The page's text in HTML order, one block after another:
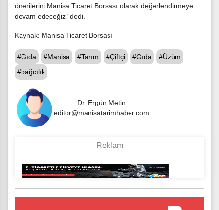
önerilerini Manisa Ticaret Borsası olarak değerlendirmeye
devam edeceğiz" dedi.
Kaynak: Manisa Ticaret Borsası
#Gıda #Manisa #Tarım #Çiftçi #Gıda
#Üzüm
#bağcılık
Dr. Ergün Metin
editor@manisatarimhaber.com